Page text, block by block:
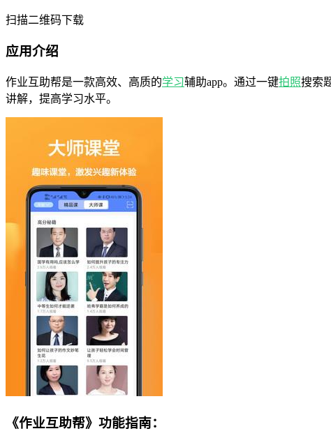
扫描二维码下载
应用介绍
作业互助帮是一款高效、高质的学习辅助app。通过一键拍照搜索
讲解，提高学习水平。
《作业互助帮》功能指南：